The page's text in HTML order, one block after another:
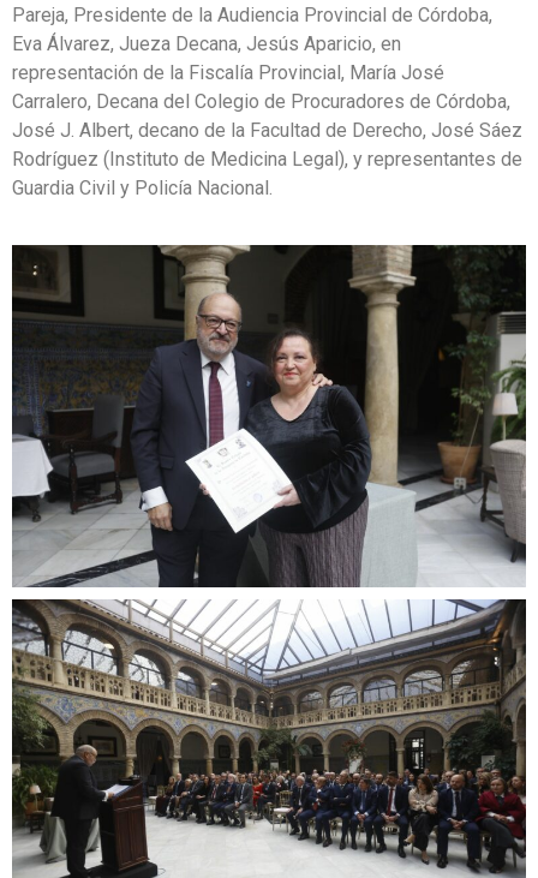
Pareja, Presidente de la Audiencia Provincial de Córdoba,
Eva Álvarez, Jueza Decana, Jesús Aparicio, en
representación de la Fiscalía Provincial, María José
Carralero, Decana del Colegio de Procuradores de Córdoba,
José J. Albert, decano de la Facultad de Derecho, José Sáez
Rodríguez (Instituto de Medicina Legal), y representantes de
Guardia Civil y Policía Nacional.